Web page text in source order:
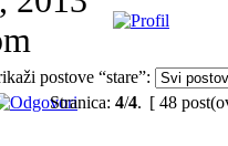
postove “stare”:
Stranica: 4/4. [ 48